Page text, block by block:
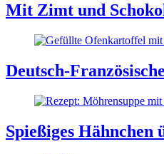
Mit Zimt und
Deutsch-
Spießiges